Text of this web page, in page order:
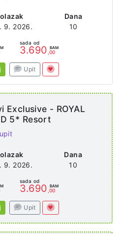
9. 2026.
Dana
10
sada od
3.690 BAM
,00
Upit
9. 2026.
Dana
10
Exclusive - ROYAL
5* Resort
sada od
3.690 BAM
,00
Upit